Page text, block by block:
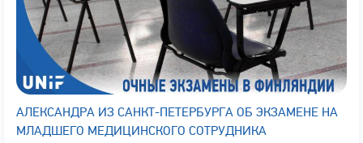
АЛЕКСАНДРА ИЗ САНКТ-ПЕТЕРБУРГА ОБ ЭКЗАМЕНЕ НА
МЛАДШЕГО МЕДИЦИНСКОГО СОТРУДНИКА